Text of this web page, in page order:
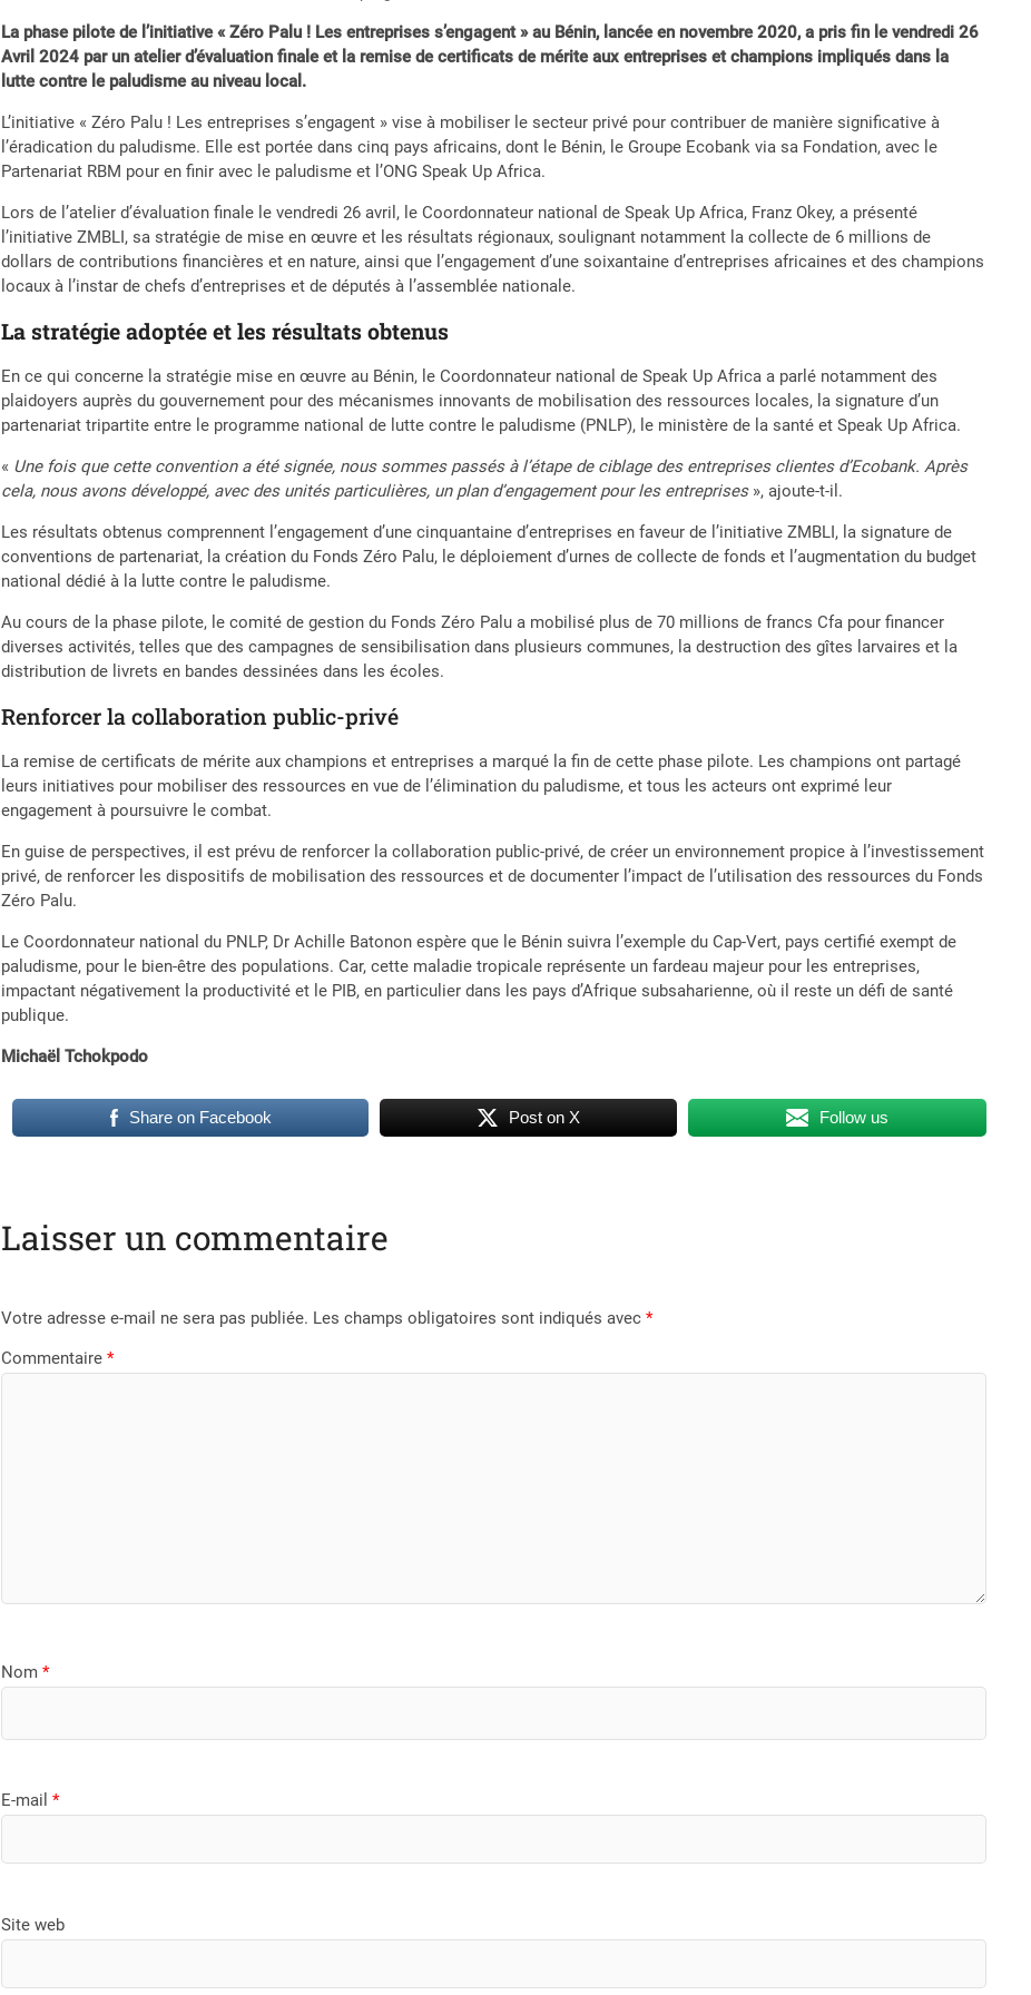
La phase pilote de l’initiative « Zéro Palu ! Les entreprises s’engagent » au Bénin, lancée en novembre 2020, a pris fin le vendredi 26
Avril 2024 par un atelier d’évaluation finale et la remise de certificats de mérite aux entreprises et champions impliqués dans la
lutte contre le paludisme au niveau local.
L’initiative « Zéro Palu ! Les entreprises s’engagent » vise à mobiliser le secteur privé pour contribuer de manière significative à
l’éradication du paludisme. Elle est portée dans cinq pays africains, dont le Bénin, le Groupe Ecobank via sa Fondation, avec le
Partenariat RBM pour en finir avec le paludisme et l’ONG Speak Up Africa.
Lors de l’atelier d’évaluation finale le vendredi 26 avril, le Coordonnateur national de Speak Up Africa, Franz Okey, a présenté
l’initiative ZMBLI, sa stratégie de mise en œuvre et les résultats régionaux, soulignant notamment la collecte de 6 millions de
dollars de contributions financières et en nature, ainsi que l’engagement d’une soixantaine d’entreprises africaines et des champions
locaux à l’instar de chefs d’entreprises et de députés à l’assemblée nationale.
La stratégie adoptée et les résultats obtenus
En ce qui concerne la stratégie mise en œuvre au Bénin, le Coordonnateur national de Speak Up Africa a parlé notamment des
plaidoyers auprès du gouvernement pour des mécanismes innovants de mobilisation des ressources locales, la signature d’un
partenariat tripartite entre le programme national de lutte contre le paludisme (PNLP), le ministère de la santé et Speak Up Africa.
« Une fois que cette convention a été signée, nous sommes passés à l’étape de ciblage des entreprises clientes d’Ecobank. Après
cela, nous avons développé, avec des unités particulières, un plan d’engagement pour les entreprises», ajoute-t-il.
Les résultats obtenus comprennent l’engagement d’une cinquantaine d’entreprises en faveur de l’initiative ZMBLI, la signature de
conventions de partenariat, la création du Fonds Zéro Palu, le déploiement d’urnes de collecte de fonds et l’augmentation du budget
national dédié à la lutte contre le paludisme.
Au cours de la phase pilote, le comité de gestion du Fonds Zéro Palu a mobilisé plus de 70 millions de francs Cfa pour financer
diverses activités, telles que des campagnes de sensibilisation dans plusieurs communes, la destruction des gîtes larvaires et la
distribution de livrets en bandes dessinées dans les écoles.
Renforcer la collaboration public-privé
La remise de certificats de mérite aux champions et entreprises a marqué la fin de cette phase pilote. Les champions ont partagé
leurs initiatives pour mobiliser des ressources en vue de l’élimination du paludisme, et tous les acteurs ont exprimé leur
engagement à poursuivre le combat.
En guise de perspectives, il est prévu de renforcer la collaboration public-privé, de créer un environnement propice à l’investissement
privé, de renforcer les dispositifs de mobilisation des ressources et de documenter l’impact de l’utilisation des ressources du Fonds
Zéro Palu.
Le Coordonnateur national du PNLP, Dr Achille Batonon espère que le Bénin suivra l’exemple du Cap-Vert, pays certifié exempt de
paludisme, pour le bien-être des populations. Car, cette maladie tropicale représente un fardeau majeur pour les entreprises,
impactant négativement la productivité et le PIB, en particulier dans les pays d’Afrique subsaharienne, où il reste un défi de santé
publique.
Michaël Tchokpodo
Share on Facebook Post on X Follow us
Laisser un commentaire
Votre adresse e-mail ne sera pas publiée. Les champs obligatoires sont indiqués avec*
Commentaire*
Nom*
E-mail*
Site web